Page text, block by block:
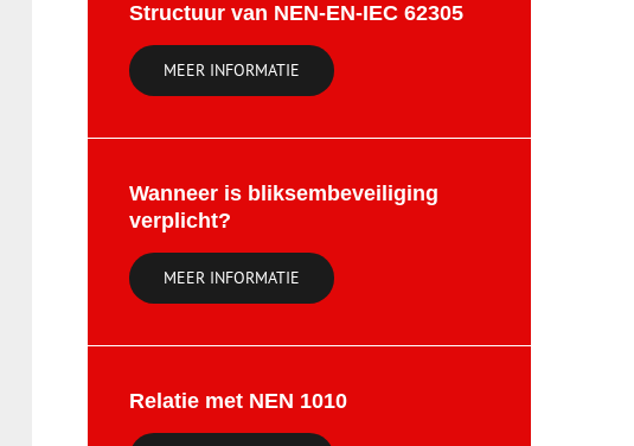
Structuur van NEN-EN-IEC 62305
MEER INFORMATIE
Wanneer is bliksembeveiliging
verplicht?
MEER INFORMATIE
Relatie met NEN 1010